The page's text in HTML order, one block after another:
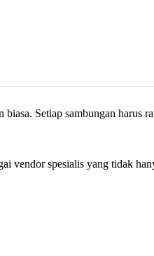
Setiap sambungan harus
spesialis yang tidak